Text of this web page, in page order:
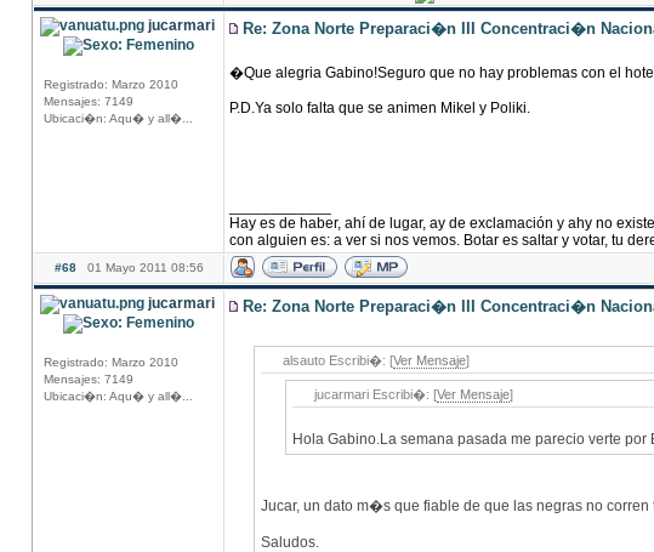
jucarmari
Registrado: Marzo 2010
Mensajes: 7149
Ubicaci�n: Aqu� y all�...
Re: Zona Norte Preparaci�n III Concentraci�n
�Que alegria Gabino!Seguro que no hay problemas con el
P.D.Ya solo falta que se animen Mikel y Poliki.
Hay es de haber, ahí de lugar, ay de exclamación y ahy no
con alguien es: a ver si nos vemos. Botar es saltar y votar, tu
#68 01 Mayo 2011 08:56
jucarmari
Registrado: Marzo 2010
Mensajes: 7149
Ubicaci�n: Aqu� y all�...
Re: Zona Norte Preparaci�n III Concentraci�n
alsauto Escribi�: [Ver Mensaje]
jucarmari Escribi�: [Ver Mensaje]
Hola Gabino.La semana pasada me parecio verte
Jucar, un dato m�s que fiable de que las negras no corren
Saludos.